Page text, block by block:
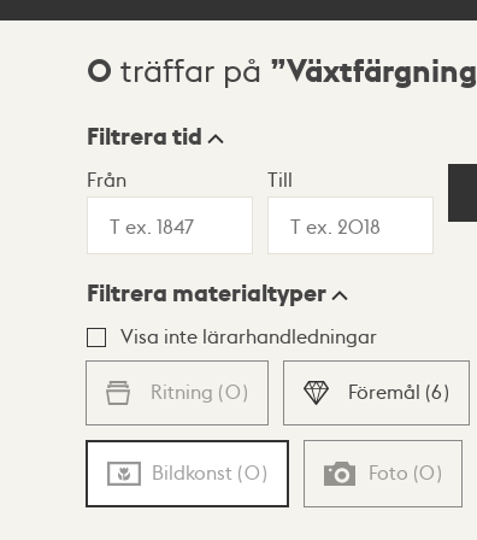
Sökresultat
0 träffar på Växtfärgning
Visningsläge
Lista Karta
Filtrera tid
Från Till
Filtrera materialtyper
Visa inte lärarhandledningar
Ritning (0) Föremål (6)
Bildkonst (0) Foto (0)